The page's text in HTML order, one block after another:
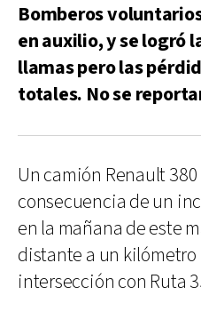
Bomberos
en auxilio, y se logró
llamas pero las
totales. No se
Un camión Renault
consecuencia de un
en la mañana de este
distante a un kilómetro
intersección con Ruta